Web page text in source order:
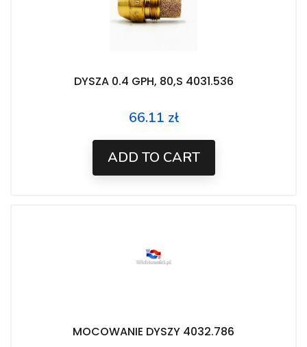
DYSZA 0.4 GPH, 80,S 4031.536
Price
66.11 zł
ADD TO CART
MOCOWANIE DYSZY 4032.786